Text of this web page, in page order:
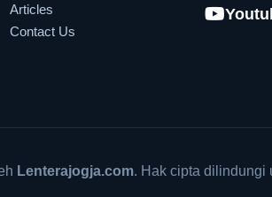
Articles
Contact Us
Lenterajogja.com. Hak cipta dilindungi